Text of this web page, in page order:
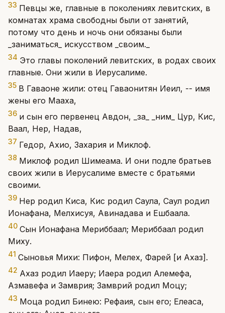
33 Певцы же, главные в поколениях левитских, в
комнатах храма свободны были от занятий,
потому что день и ночь они обязаны были
_заниматься_ искусством _своим._
34 Это главы поколений левитских, в родах своих
главные. Они жили в Иерусалиме.
35 В Гаваоне жили: отец Гаваонитян Иеил, -- имя
жены его Мааха,
36 и сын его первенец Авдон, _за_ _ним_ Цур, Кис,
Ваал, Нер, Надав,
37 Гедор, Ахио, Захария и Миклоф.
38 Миклоф родил Шимеама. И они подле братьев
своих жили в Иерусалиме вместе с братьями
своими.
39 Нер родил Киса, Кис родил Саула, Саул родил
Ионафана, Мелхисуя, Авинадава и Ешбаала.
40 Сын Ионафана Мериббаал; Мериббаал родил
Миху.
41 Сыновья Михи: Пифон, Мелех, Фарей [и Ахаз].
42 Ахаз родил Иаеру; Иаера родил Алемефа,
Азмавефа и Замврия; Замврий родил Моцу;
43 Моца родил Бинею: Рефаия, сын его; Елеаса,